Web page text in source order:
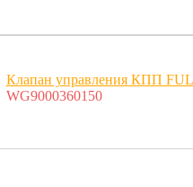
Клапан управления КПП
WG9000360150